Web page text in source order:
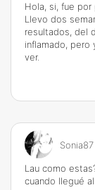
Hola, si, fue
Llevo dos
resultados, del
inflamado,
ver.
Sonia87
Lau como
cuando llegué